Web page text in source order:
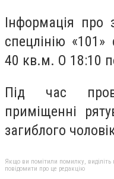
Інформація про
спецлінію
40 кв.м. О 18:10
Під час
приміщенні
загиблого
Якщо ви помітили помилку, виділіть
повідомити про це редакцію